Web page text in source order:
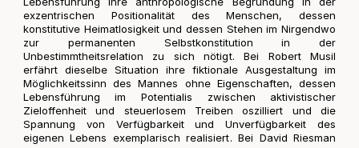
exzentrischen Positionalität des Menschen, dessen
konstitutive Heimatlosigkeit und dessen Stehen im Nirgendwo
zur permanenten Selbstkonstitution in der
Unbestimmtheitsrelation zu sich nötigt. Bei Robert Musil
erfährt dieselbe Situation ihre fiktionale Ausgestaltung im
Möglichkeitssinn des Mannes ohne Eigenschaften, dessen
Lebensführung im Potentialis zwischen aktivistischer
Zieloffenheit und steuerlosem Treiben oszilliert und die
Spannung von Verfügbarkeit und Unverfügbarkeit des
eigenen Lebens exemplarisch realisiert. Bei David Riesman